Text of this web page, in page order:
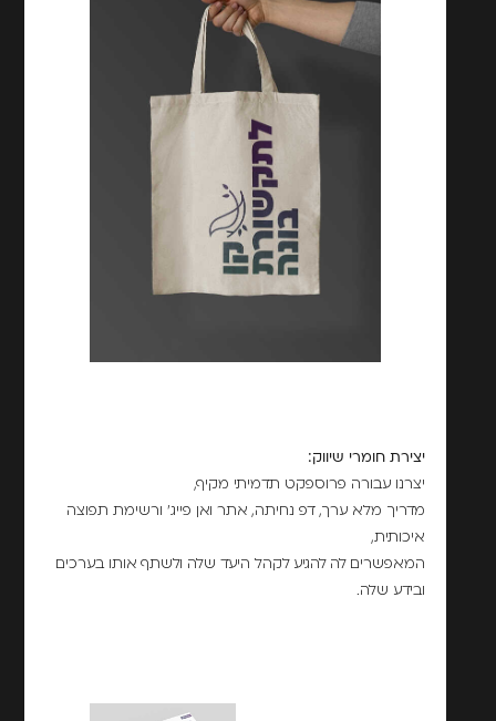
יצירת חומרי שיווק:
יצרנו עבורה פרוספקט תדמיתי מקיף,
מדריך מלא ערך, דפ נחיתה, אתר ואן פייג' ורשימת תפוצה
איכותית,
המאפשרים לה להגיע לקהל היעד שלה ולשתף אותו בערכים
ובידע שלה.